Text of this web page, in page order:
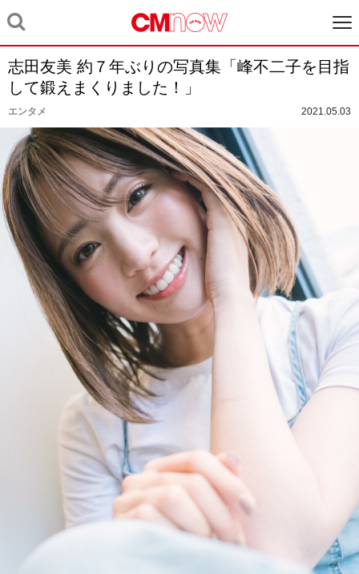
志田友美 約７年ぶりの写真集「峰不二子を目指
して鍛えまくりました！」
エンタメ 2021.05.03